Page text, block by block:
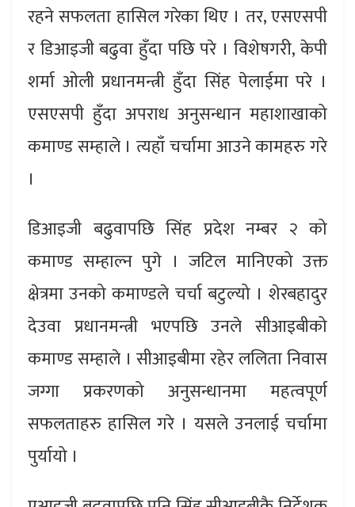
रहने सफलता हासिल गरेका थिए । तर, एसएसपी
र डिआइजी बढुवा हुँदा पछि परे । विशेषगरी, केपी
शर्मा ओली प्रधानमन्त्री हुँदा सिंह पेलाईमा परे ।
एसएसपी हुँदा अपराध अनुसन्धान महाशाखाको
कमाण्ड सम्हाले । त्यहाँ चर्चामा आउने कामहरु गरे
।
डिआइजी बढुवापछि सिंह प्रदेश नम्बर २ को
कमाण्ड सम्हाल्न पुगे । जटिल मानिएको उक्त
क्षेत्रमा उनको कमाण्डले चर्चा बटुल्यो । शेरबहादुर
देउवा प्रधानमन्त्री भएपछि उनले सीआइबीको
कमाण्ड सम्हाले । सीआइबीमा रहेर ललिता निवास
जग्गा प्रकरणको अनुसन्धानमा महत्वपूर्ण
सफलताहरु हासिल गरे । यसले उनलाई चर्चामा
पुर्यायो ।